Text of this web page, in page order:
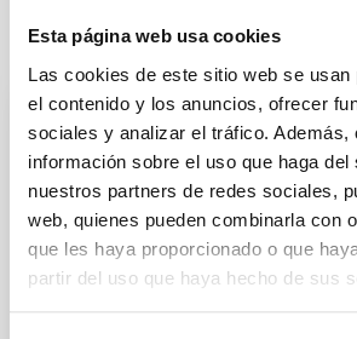
Esta página web usa cookies
Las cookies de este sitio web se usan
el contenido y los anuncios, ofrecer
sociales y analizar el tráfico. Además,
información sobre el uso que haga del
nuestros partners de redes sociales,
web, quienes pueden combinarla con
que les haya proporcionado o que
partir del uso que haya hecho de sus
It may interest you
INDEFINITE CONTRACT
Dos contratos - Ingeniería
Mecánica- GTCAO.PS-2026-
Se convoca proceso selectivo para
contrato laboral de duración